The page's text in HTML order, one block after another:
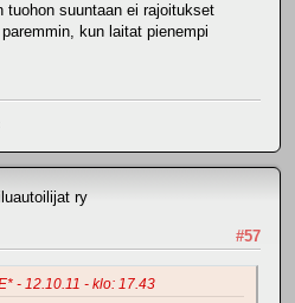
tuohon suuntaan ei rajoitukset
kun laitat pienempi
ry
#57
- 12.10.11 - klo: 17.43